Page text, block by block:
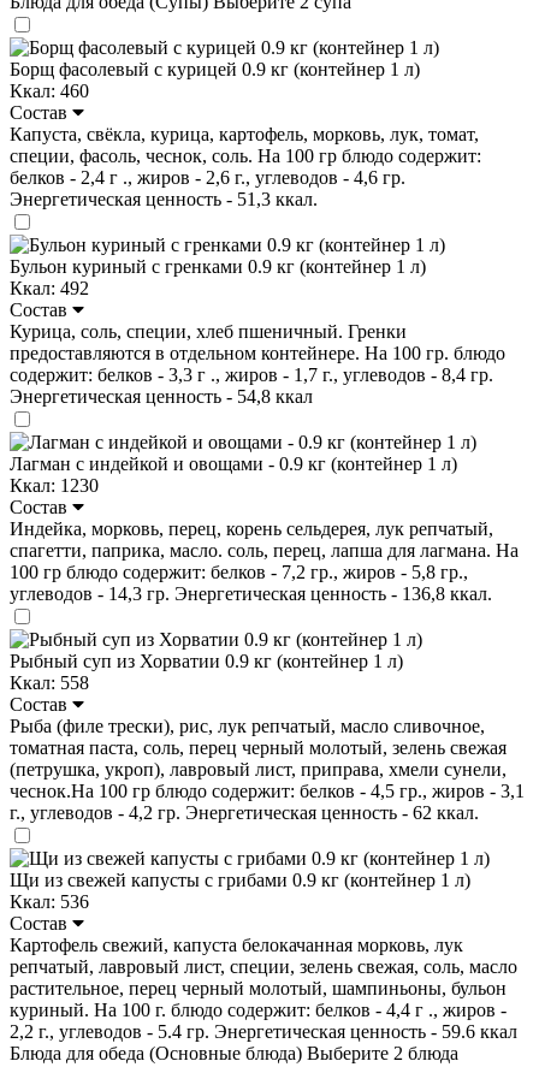
Борщ фасолевый с курицей 0.9 кг (контейнер 1 л)
Ккал: 460
Состав
Капуста, свёкла, курица, картофель, морковь, лук, томат,
специи, фасоль, чеснок, соль. На 100 гр блюдо содержит:
белков - 2,4 г ., жиров - 2,6 г., углеводов - 4,6 гр.
Энергетическая ценность - 51,3 ккал.
Бульон куриный с гренками 0.9 кг (контейнер 1 л)
Ккал: 492
Состав
Курица, соль, специи, хлеб пшеничный. Гренки
предоставляются в отдельном контейнере. На 100 гр. блюдо
содержит: белков - 3,3 г ., жиров - 1,7 г., углеводов - 8,4 гр.
Энергетическая ценность - 54,8 ккал
Лагман с индейкой и овощами - 0.9 кг (контейнер 1 л)
Ккал: 1230
Состав
Индейка, морковь, перец, корень сельдерея, лук репчатый,
спагетти, паприка, масло. соль, перец, лапша для лагмана. На
100 гр блюдо содержит: белков - 7,2 гр., жиров - 5,8 гр.,
углеводов - 14,3 гр. Энергетическая ценность - 136,8 ккал.
Рыбный суп из Хорватии 0.9 кг (контейнер 1 л)
Ккал: 558
Состав
Рыба (филе трески), рис, лук репчатый, масло сливочное,
томатная паста, соль, перец черный молотый, зелень свежая
(петрушка, укроп), лавровый лист, приправа, хмели сунели,
чеснок.На 100 гр блюдо содержит: белков - 4,5 гр., жиров - 3,1
г., углеводов - 4,2 гр. Энергетическая ценность - 62 ккал.
Щи из свежей капусты с грибами 0.9 кг (контейнер 1 л)
Ккал: 536
Состав
Картофель свежий, капуста белокачанная морковь, лук
репчатый, лавровый лист, специи, зелень свежая, соль, масло
растительное, перец черный молотый, шампиньоны, бульон
куриный. На 100 г. блюдо содержит: белков - 4,4 г ., жиров -
2,2 г., углеводов - 5.4 гр. Энергетическая ценность - 59.6 ккал
Блюда для обеда (Основные блюда) Выберите 2 блюда